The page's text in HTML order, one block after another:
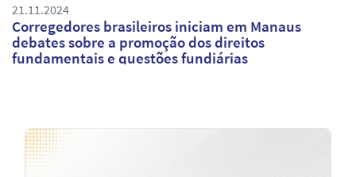
21.11.2024
Corregedores brasileiros iniciam em Manaus
debates sobre a promoção dos direitos
fundamentais e questões fundiárias
Notícias
em